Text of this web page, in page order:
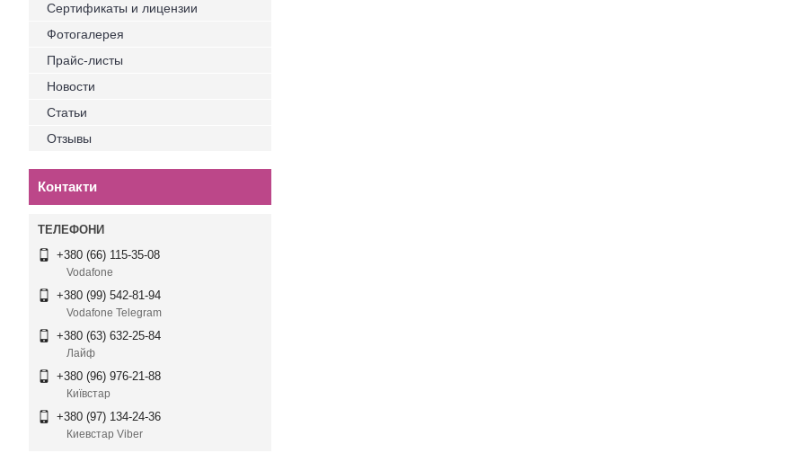
Сертификаты и лицензии
Фотогалерея
Прайс-листы
Новости
Статьи
Отзывы
Контакти
+380 (66) 115-35-08
Vodafone
+380 (99) 542-81-94
Vodafone Telegram
+380 (63) 632-25-84
Лайф
+380 (96) 976-21-88
Київстар
+380 (97) 134-24-36
Киевстар Viber